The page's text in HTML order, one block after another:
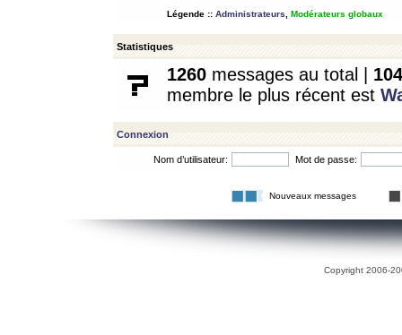
Légende :: Administrateurs Modérateurs globaux
Statistiques
1260 messages au total | 104
membre le plus récent est
Connexion
Nom d’utilisateur: Mot de passe:
Nouveaux messages
Copyright 2006-